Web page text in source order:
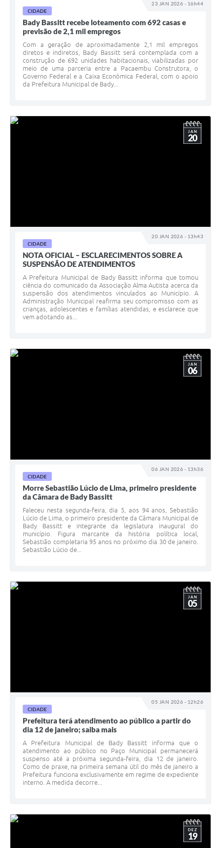
23 JAN 2026 - 16h44
CIDADE
Bady Bassitt recebe loteamento com 692 casas e
previsão de 2,1 mil empregos
Com a geração de aproximadamente 2,1 mil empregos
diretos e indiretos, Bady Bassitt será contemplada com a
construção de 692 unidades habitacionais, viabilizadas por
meio de uma parceria entre a Pacaembu Construtora, o
Governo Federal e a Caixa Econômica Federal, com o apoio
da Prefeitura Municipal de Bady...
20 JAN 2026 - 13h43
JAN
20
CIDADE
NOTA OFICIAL – ESCLARECIMENTOS SOBRE A
SUSPENSÃO DE ATENDIMENTOS
A Prefeitura Municipal de Bady Bassitt informa que tomou
ciência do comunicado da Associação Alma Autista acerca da
suspensão dos atendimentos vinculados ao Município. A
Administração Municipal reafirma seu compromisso com as
crianças, adolescentes e famílias atendidas, e esclarece que
vem adotando as...
06 JAN 2026 - 13h36
JAN
06
CIDADE
Morre Sebastião Lúcio de Lima, primeiro presidente
da Câmara de Bady Bassitt
Faleceu nesta segunda-feira, dia 5, aos 94 anos, Sebastião
Lúcio de Lima, o primeiro presidente da Câmara Municipal de
Bady Bassitt e integrante da legislatura inaugural do
município. Figura marcante da história política local,
Sebastião completaria 95 anos no próximo dia 30 de janeiro.
Sebastião Lúcio de...
05 JAN 2026 - 12h26
JAN
05
CIDADE
Prefeitura terá atendimento ao público a partir do
dia 12 de janeiro; saiba mais
A Prefeitura Municipal de Bady Bassitt informa que o
atendimento ao público no Paço Municipal permanecerá
suspenso até a próxima segunda-feira, dia 12 de janeiro.
Como de praxe, na primeira semana útil do mês de janeiro a
Prefeitura funciona exclusivamente em regime de expediente
interno. A medida decorre...
DEZ
19